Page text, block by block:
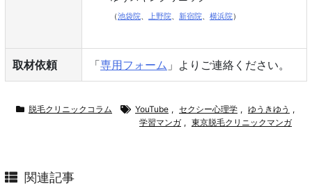
（池袋院 上野院 新宿院 横浜院）
取材依頼 「専用フォーム 」よりご連絡ください。
脱毛クリニックコラム YouTube , セクシー心理学 , ゆうきゆう ,
学習マンガ , 東京脱毛クリニックマンガ
関連記事